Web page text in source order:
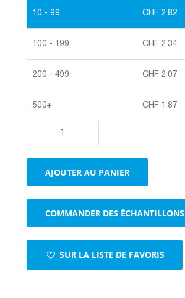
10 - 99 CHF 2.82
100 - 199 CHF 2.34
200 - 499 CHF 2.07
500+ CHF 1.87
en
papier
avec
fenêtre
AJOUTER AU PANIER
COMMANDER DES ÉCHANTILLONS
SUR LA LISTE DE FAVORIS